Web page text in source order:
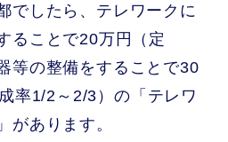
でしたら、テレワークに
ることで20万円（定
等の整備をすることで30
率1/2～2/3）の「テレワ
があります。